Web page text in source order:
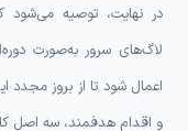
در نهایت، توصیه می‌شود که
لاگ‌های سرور به‌صورت
اعمال شود تا از بروز مجدد
و اقدام هدفمند، سه اصل